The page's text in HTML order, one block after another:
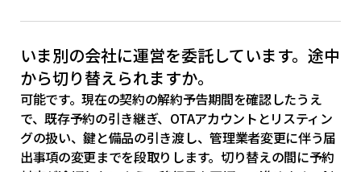
いま別の会社に運営を委託しています。途中
から切り替えられますか。
可能です。現在の契約の解約予告期間を確認したうえ
で、既存予約の引き継ぎ、OTAアカウントとリスティン
グの扱い、鍵と備品の引き渡し、管理業者変更に伴う届
出事項の変更までを段取りします。切り替えの間に予約